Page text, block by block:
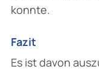
konnte.
Fazit
Es ist davon